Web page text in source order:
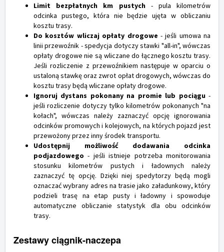
Limit bezpłatnych km pustych- pula kilometrów
odcinka pustego, która nie będzie ujęta w obliczaniu
kosztu trasy.
Do kosztów wliczaj opłaty drogowe - jeśli umowa na
linii przewoźnik - spedycja dotyczy stawki "all-in", wówczas
opłaty drogowe nie są wliczane do łącznego kosztu trasy.
Jeśli rozliczenie z przewoźnikiem następuje w oparciu o
ustaloną stawkę oraz zwrot opłat drogowych, wówczas do
kosztu trasy będą wliczane opłaty drogowe.
Ignoruj dystans pokonany na promie lub pociągu-
jeśli rozliczenie dotyczy tylko kilometrów pokonanych "na
kołach", wówczas należy zaznaczyć opcję ignorowania
odcinków promowych i kolejowych, na których pojazd jest
przewożony przez inny środek transportu.
Udostępnij możliwość dodawania odcinka
podjazdowego - jeśli istnieje potrzeba monitorowania
stosunku kilometrów pustych i ładownych należy
zaznaczyć tę opcję. Dzięki niej spedytorzy będą mogli
oznaczać wybrany adres na trasie jako załadunkowy, który
podzieli trasę na etap pusty i ładowny i spowoduje
automatyczne obliczanie statystyk dla obu odcinków
trasy.
Zestawy ciągnik-naczepa